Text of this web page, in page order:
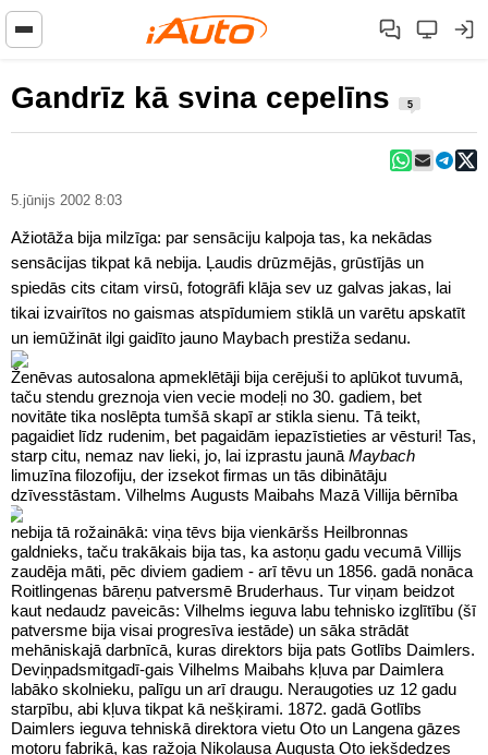
Gandrīz kā svina cepelīns 5
5.jūnijs 2002 8:03
Ažiotāža bija milzīga: par sensāciju kalpoja tas, ka nekādas
sensācijas tikpat kā nebija. Ļaudis drūzmējās, grūstījās un
spiedās cits citam virsū, fotogrāfi klāja sev uz galvas jakas, lai
tikai izvairītos no gaismas atspīdumiem stiklā un varētu apskatīt
un iemūžināt ilgi gaidīto jauno Maybach prestiža sedanu.
Ženēvas autosalona apmeklētāji bija cerējuši to aplūkot tuvumā,
taču stendu greznoja vien vecie modeļi no 30. gadiem, bet
novitāte tika noslēpta tumšā skapī ar stikla sienu. Tā teikt,
pagaidiet līdz rudenim, bet pagaidām iepazīstieties ar vēsturi! Tas,
starp citu, nemaz nav lieki, jo, lai izprastu jaunā Maybach
limuzīna filozofiju, der izsekot firmas un tās dibinātāju
dzīvesstāstam. Vilhelms Augusts Maibahs Mazā Villija bērnība
nebija tā rožainākā: viņa tēvs bija vienkāršs Heilbronnas
galdnieks, taču trakākais bija tas, ka astoņu gadu vecumā Villijs
zaudēja māti, pēc diviem gadiem - arī tēvu un 1856. gadā nonāca
Roitlingenas bāreņu patversmē Bruderhaus. Tur viņam beidzot
kaut nedaudz paveicās: Vilhelms ieguva labu tehnisko izglītību (šī
patversme bija visai progresīva iestāde) un sāka strādāt
mehāniskajā darbnīcā, kuras direktors bija pats Gotlībs Daimlers.
Deviņpadsmitgadī-gais Vilhelms Maibahs kļuva par Daimlera
labāko skolnieku, palīgu un arī draugu. Neraugoties uz 12 gadu
starpību, abi kļuva tikpat kā nešķirami. 1872. gadā Gotlībs
Daimlers ieguva tehniskā direktora vietu Oto un Langena gāzes
motoru fabrikā, kas ražoja Nikolausa Augusta Oto iekšdedzes